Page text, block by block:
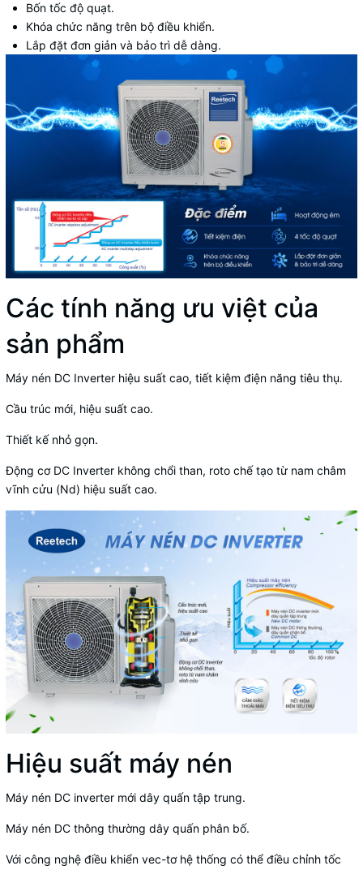
Bốn tốc độ quạt.
Khóa chức năng trên bộ điều khiển.
Lắp đặt đơn giản và bảo trì dễ dàng.
Các tính năng ưu việt của
sản phẩm
Máy nén DC Inverter hiệu suất cao, tiết kiệm điện năng tiêu thụ.
Cầu trúc mới, hiệu suất cao.
Thiết kế nhỏ gọn.
Động cơ DC Inverter không chổi than, roto chế tạo từ nam châm
vĩnh cửu (Nd) hiệu suất cao.
Hiệu suất máy nén
Máy nén DC inverter mới dây quấn tập trung.
Máy nén DC thông thường dây quấn phân bố.
Với công nghệ điều khiển vec-tơ hệ thống có thể điều chỉnh tốc